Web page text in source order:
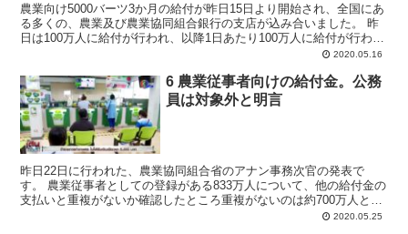
農業向け5000バーツ3か月の給付が昨日15日より開始され、全国にあ
る多くの、農業及び農業協同組合銀行の支店が込み合いました。 昨
日は100万人に給付が行われ、以降1日あたり100万人に給付が行われ
2020.05.16
6 農業従事者向けの給付金。公務
員は対象外と明言
昨日22日に行われた、農業協同組合省のアナン事務次官の発表で
す。 農業従事者としての登録がある833万人について、他の給付金の
支払いと重複がないか確認したところ重複がないのは約700万人と分
2020.05.25